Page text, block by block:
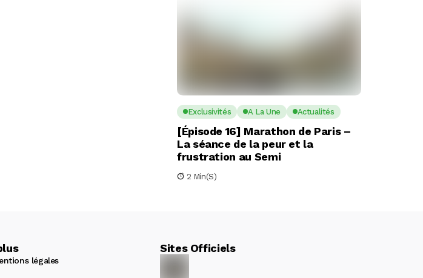
Exclusivités A La Une Actualités
[Épisode 16] Marathon de Paris –
La séance de la peur et la
frustration au Semi
2 Min(s)
légales
Sites Officiels